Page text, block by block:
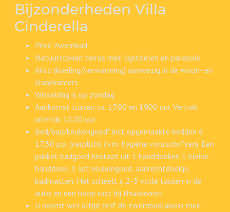
Bijzonderheden Villa
Cinderella
Privé zwembad
Natuurstenen terras met ligstoelen en parasols
Airco (koeling/verwarming) aanwezig in de woon- en
slaapkamers
Wisseldag is op zondag
Aankomst tussen ca. 17.00 en 1900 uur. Vertrek
uiterlijk 10.00 uur.
Bed/bad/keukengoed* incl. opgemaakte bedden €
17,50 p.p. (verplicht i.v.m. hygiëne voorschriften). Een
pakket badgoed bestaat uit 1 handdoeken 1 kleine
handdoek, 1 set keukengoed, aanrechtdoekje,
badmatten. Het scheelt u 2-3 volle tassen in de
auto en een hoop rust bij thuiskomst.
U neemt wel altijd zelf de zwembadlakens mee